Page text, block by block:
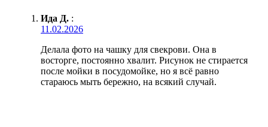
Ида Д. :
11.02.2026
Делала фото на чашку для свекрови. Она в
восторге, постоянно хвалит. Рисунок не стирается
после мойки в посудомойке, но я всё равно
стараюсь мыть бережно, на всякий случай.